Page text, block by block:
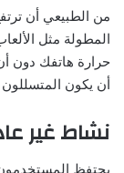
من الطبيعي أن
المطولة مثل
حرارة هاتفك دون
أن يكون
نشاط غير
يحتفظ